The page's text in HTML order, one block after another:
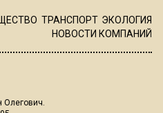
ТРАНСПОРТ ЭКОЛОГИЯ
НОВОСТИ КОМПАНИЙ
Олегович.